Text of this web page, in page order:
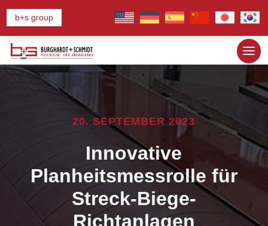
b+s group
20. SEPTEMBER 2023
Innovative
Planheitsmessrolle für
Streck-Biege-
Richtanlagen